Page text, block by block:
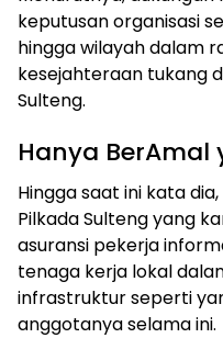
keputusan organisasi
hingga wilayah dalam
kesejahteraan tukang
Sulteng.
Hanya BerAmal
Hingga saat ini kata
Pilkada Sulteng yang
asuransi pekerja
tenaga kerja lokal
infrastruktur seperti
anggotanya selama ini.